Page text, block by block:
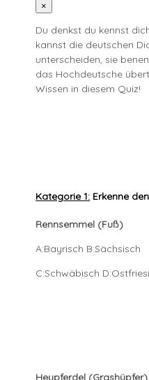
×
Du denkst du kennst
kannst die deutschen
unterscheiden, sie
das Hochdeutsche
Wissen in diesem Quiz!
Kategorie 1: Erkenne
Rennsemmel (Fuß)
A:Bayrisch B:Sächsisch
C:Schwäbisch
Heupferdel (Grashüpfer)